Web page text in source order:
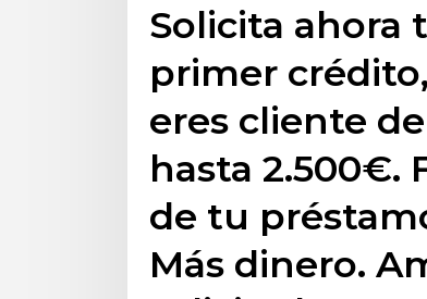
Solicita ahora
primer
eres cliente
hasta 2.500€.
de tu
Más dinero.